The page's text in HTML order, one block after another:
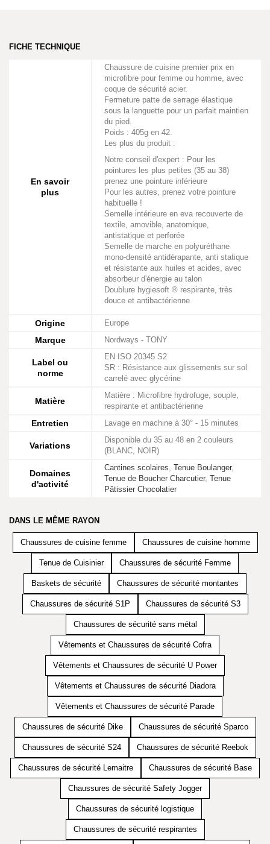
FICHE TECHNIQUE
En savoir
plus
Chaussure de cuisine premier prix en
microfibre pour femme ou homme, avec
coque de sécurité acier.
Fermeture patte de serrage élastique
sous la languette pour un parfait maintien
du pied.
Poids : 405g en 42.
Les plus du produit :
Notre conseil d'expert : Pour les
pointures les plus petites (35 au 38)
prenez une pointure inférieure
Pour les autres, prenez votre pointure
habituelle !
Semelle intérieure en eva recouverte de
textile, amovible, anatomique,
antistatique et perforée
Semelle de marche en polyuréthane
mono-densité antidérapante, anti statique
et résistante aux huiles et acides, avec
absorbeur d'énergie au talon
Doublure hygiesoft ® respirante, très
douce et antibactérienne
Origine Europe
Marque Nordways - TONY
Label ou
norme
EN ISO 20345 S2
SR : Résistance aux glissements sur sol
carrelé avec glycérine
Matière
Matière : Microfibre hydrofuge, souple,
respirante et antibactérienne
Entretien Lavage en machine à 30° - 15 minutes
Variations
Disponible du 35 au 48 en 2 couleurs
(BLANC, NOIR)
Domaines
d'activité
Cantines scolaires, Tenue Boulanger,
Tenue de Boucher Charcutier, Tenue
Pâtissier Chocolatier
DANS LE MÊME RAYON
Chaussures de cuisine femme Chaussures de cuisine homme
Tenue de Cuisinier Chaussures de sécurité Femme
Baskets de sécurité Chaussures de sécurité montantes
Chaussures de sécurité S1P Chaussures de sécurité S3
Chaussures de sécurité sans métal
Vêtements et Chaussures de sécurité Cofra
Vêtements et Chaussures de sécurité U Power
Vêtements et Chaussures de sécurité Diadora
Vêtements et Chaussures de sécurité Parade
Chaussures de sécurité Dike Chaussures de sécurité Sparco
Chaussures de sécurité S24 Chaussures de sécurité Reebok
Chaussures de sécurité Lemaitre Chaussures de sécurité Base
Chaussures de sécurité Safety Jogger
Chaussures de sécurité logistique
Chaussures de sécurité respirantes